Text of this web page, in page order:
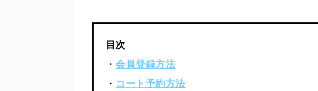
目次
・会員登録方法
・ コート予約方法